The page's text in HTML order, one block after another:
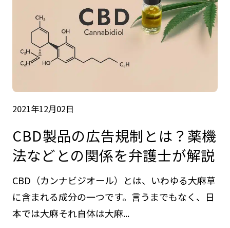
2021年12月02日
CBD製品の広告規制とは？薬機
法などとの関係を弁護士が解説
CBD（カンナビジオール）とは、いわゆる大麻草
に含まれる成分の一つです。言うまでもなく、日
本では大麻それ自体は大麻...